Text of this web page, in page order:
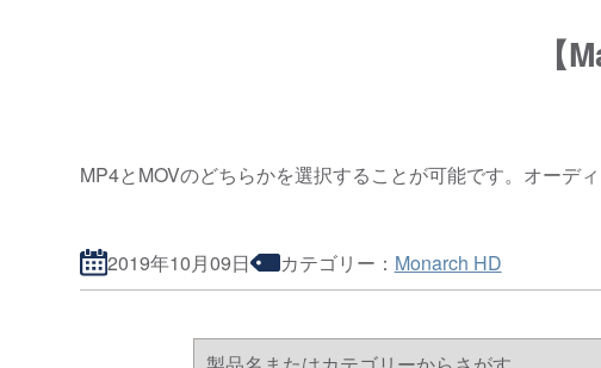
【
MP4とMOVのどちらかを選択することが可能です。オーデ
2019年10月09日 カテゴリー： Monarch HD